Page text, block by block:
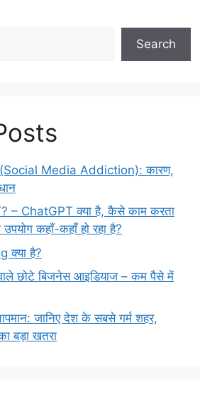
Search
(Social Media Addiction): कारण,
– ChatGPT क्या है, कैसे काम करता
कहाँ-कहाँ हो रहा है?
क्या है?
छोटे बिजनेस आइडियाज – कम पैसे में
जानिए देश के सबसे गर्म शहर,
बड़ा खतरा